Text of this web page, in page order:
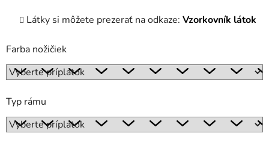
Látky si môžete prezerať na odkaze: Vzorkovník látok
Farba nožičiek
Typ rámu